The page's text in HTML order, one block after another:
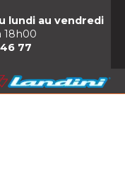
lundi au vendredi
18h00
77